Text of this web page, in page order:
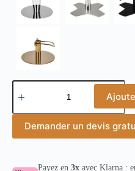
Demander un devis
Payez en3x avec Klarna :